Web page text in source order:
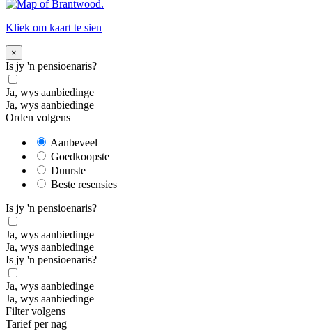
Kliek om kaart te sien
×
Is jy 'n pensioenaris?
Ja, wys aanbiedinge
Ja, wys aanbiedinge
Orden volgens
Aanbeveel
Goedkoopste
Duurste
Beste resensies
Is jy 'n pensioenaris?
Ja, wys aanbiedinge
Ja, wys aanbiedinge
Is jy 'n pensioenaris?
Ja, wys aanbiedinge
Ja, wys aanbiedinge
Filter volgens
Tarief per nag